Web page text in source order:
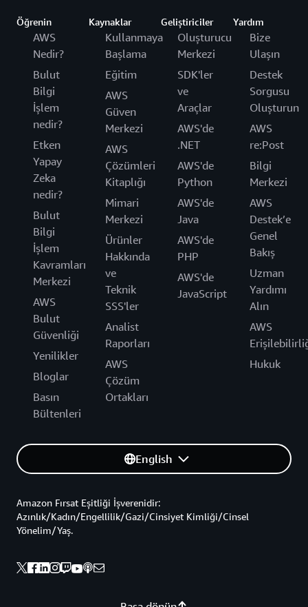
Öğrenin
AWS
Nedir?
Bulut
Bilgi
İşlem
nedir?
Etken
Yapay
Zeka
nedir?
Bulut
Bilgi
İşlem
Kavramları
Merkezi
AWS
Bulut
Güvenliği
Yenilikler
Bloglar
Basın
Bültenleri
Kaynaklar
Kullanmaya
Başlama
Eğitim
AWS
Güven
Merkezi
AWS
Çözümleri
Kitaplığı
Mimari
Merkezi
Ürünler
Hakkında
ve
Teknik
SSS'ler
Analist
Raporları
AWS
Çözüm
Ortakları
Geliştiriciler
Oluşturucu
Merkezi
SDK'ler
ve
Araçlar
AWS'de
.NET
AWS'de
Python
AWS'de
Java
AWS'de
PHP
AWS'de
JavaScript
Yardım
Bize
Ulaşın
Destek
Sorgusu
Oluşturun
AWS
re:Post
Bilgi
Merkezi
AWS
Destek’e
Genel
Bakış
Uzman
Yardımı
Alın
AWS
Hukuk
English
Amazon Fırsat Eşitliği İşverenidir:
Azınlık/Kadın/Engellilik/Gazi/Cinsiyet Kimliği/Cinsel
Yönelim/Yaş.